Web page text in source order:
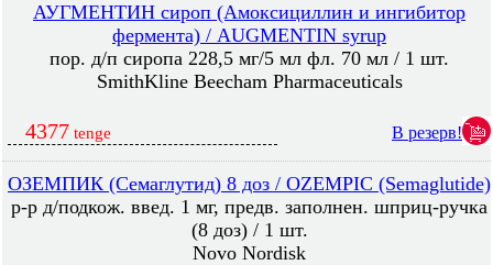
АУГМЕНТИН сироп (Амоксициллин и ингибитор
фермента) / AUGMENTIN syrup
пор. д/п сиропа 228,5 мг/5 мл фл. 70 мл / 1 шт.
SmithKline Beecham Pharmaceuticals
4377 tenge В резерв!
ОЗЕМПИК (Семаглутид) 8 доз / OZEMPIC (Semaglutide)
р-р д/подкож. введ. 1 мг, предв. заполнен. шприц-ручка
(8 доз) / 1 шт.
Novo Nordisk